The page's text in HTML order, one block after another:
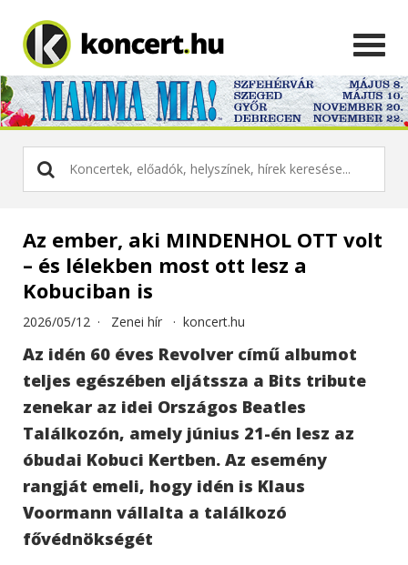
Az ember, aki MINDENHOL OTT volt
– és lélekben most ott lesz a
Kobuciban is
2026/05/12 · Zenei hír · koncert.hu
Az idén 60 éves Revolver című albumot
teljes egészében eljátssza a Bits tribute
zenekar az idei Országos Beatles
Találkozón, amely június 21-én lesz az
óbudai Kobuci Kertben. Az esemény
rangját emeli, hogy idén is Klaus
Voormann vállalta a találkozó
fővédnökségét